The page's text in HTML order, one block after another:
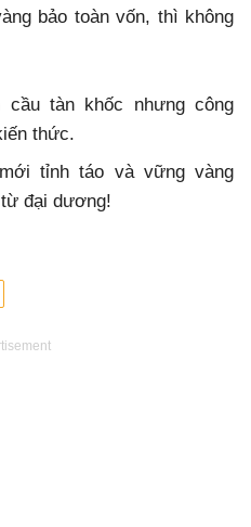
bảo toàn vốn, thì không
tàn khốc nhưng công
thức.
tỉnh táo và vững vàng
đại dương!